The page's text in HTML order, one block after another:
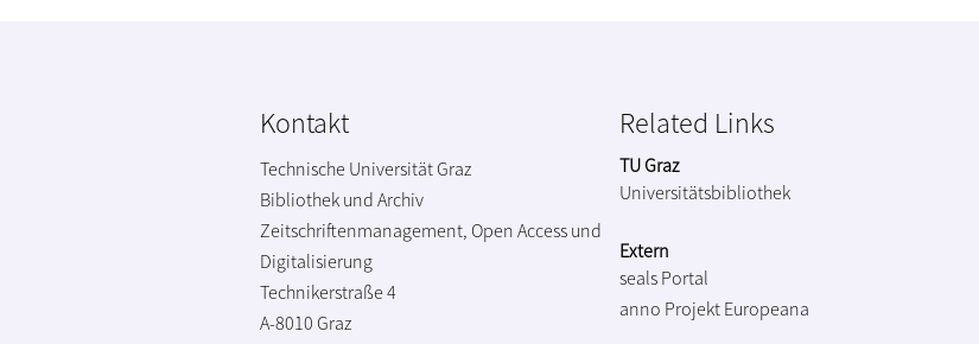
Kontakt
Technische Universität Graz
Bibliothek und Archiv
Zeitschriftenmanagement, Open Access und
Digitalisierung
Technikerstraße 4
A-8010 Graz
Related Links
TU Graz
Universitätsbibliothek
Extern
seals Portal
anno Projekt Europeana